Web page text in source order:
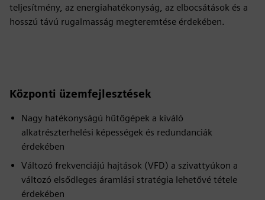
teljesítmény, az energiahatékonyság, az elbocsátások és a
hosszú távú rugalmasság megteremtése érdekében.
Központi üzemfejlesztések
Nagy hatékonyságú hűtőgépek a kiváló
alkatrészterhelési képességek és redundanciák
érdekében
Változó frekvenciájú hajtások (VFD) a szivattyúkon a
változó elsődleges áramlási stratégia lehetővé tétele
érdekében